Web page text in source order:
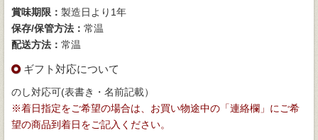
賞味期限： 製造日より1年
保存/保管方法： 常温
配送方法： 常温
ギフト対応について
のし対応可(表書き・名前記載）
※着日指定をご希望の場合は、お買い物途中の「連絡欄」にご希
望の商品到着日をご記入ください。